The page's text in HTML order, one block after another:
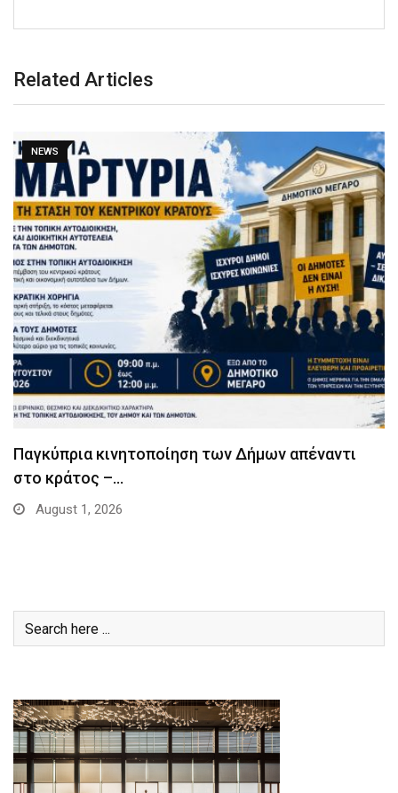
Related Articles
NEWS
Παγκύπρια κινητοποίηση των Δήμων απέναντι
στο κράτος –…
August 1, 2026